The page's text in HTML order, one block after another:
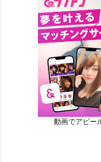
動画でアピー